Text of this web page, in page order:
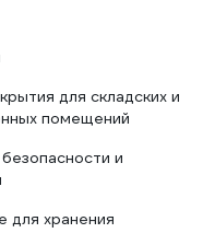
для складских и
помещений
и
для хранения